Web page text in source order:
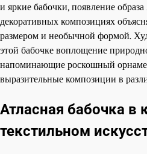
и яркие бабочки, появление образа
декоративных композициях
размером и необычной формой.
этой бабочке воплощение
напоминающие роскошный
выразительные композиции в
Атласная бабочка в
текстильном